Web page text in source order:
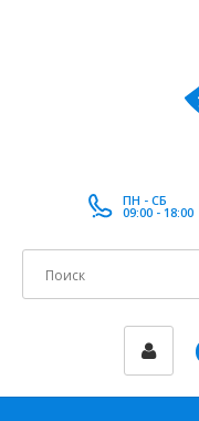
ПН - СБ
09:00 - 18:00